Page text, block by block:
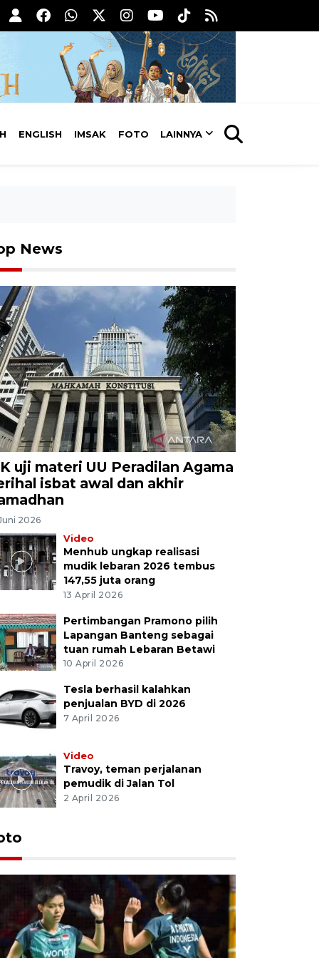
ENGLISH IMSAK FOTO LAINNYA
News
uji materi UU Peradilan Agama
isbat awal dan akhir
2026
Video
Menhub ungkap realisasi
mudik lebaran 2026 tembus
147,55 juta orang
13 April 2026
Pertimbangan Pramono pilih
Lapangan Banteng sebagai
tuan rumah Lebaran Betawi
10 April 2026
Tesla berhasil kalahkan
penjualan BYD di 2026
7 April 2026
Video
Travoy, teman perjalanan
pemudik di Jalan Tol
2 April 2026